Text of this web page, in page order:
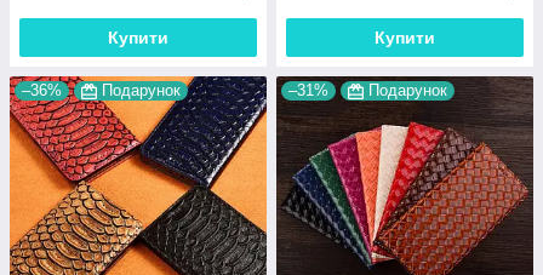
Купити Купити
–36% Подарунок –31% Подарунок